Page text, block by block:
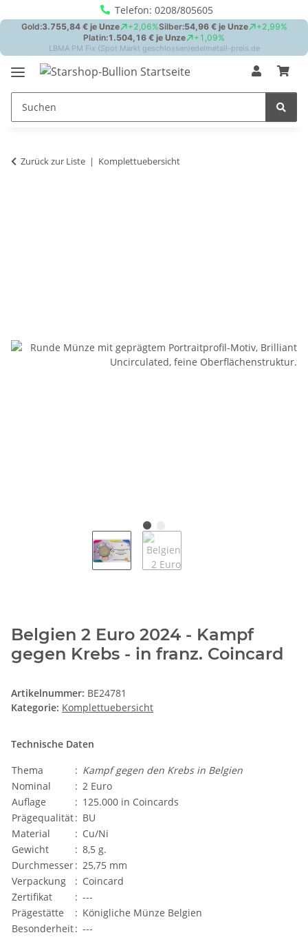
Telefon: 0208/805605
Zurück zur Liste Komplettuebersicht
Belgien 2 Euro 2024 - Kampf
gegen Krebs - in franz. Coincard
Artikelnummer: BE24781
Kategorie: Komplettuebersicht
Technische Daten
Thema
: Kampf gegen den Krebs in Belgien
Nominal
: 2 Euro
Auflage
: 125.000 in Coincards
Prägequalität: BU
Material
: Cu/Ni
Gewicht
: 8,5 g.
Durchmesser: 25,75 mm
Verpackung
: Coincard
Zertifikat
: ---
Prägestätte
: Königliche Münze Belgien
Besonderheit: ---